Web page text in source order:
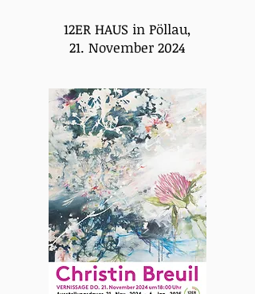
12ER HAUS in Pöllau,
21. November 2024